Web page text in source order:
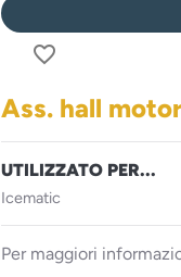
favorite_border
Ass. hall
UTILIZZATO PER...
Icematic
Per maggiori